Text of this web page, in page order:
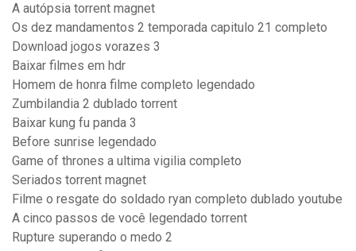
A autópsia torrent magnet
Os dez mandamentos 2 temporada capitulo 21 completo
Download jogos vorazes 3
Baixar filmes em hdr
Homem de honra filme completo legendado
Zumbilandia 2 dublado torrent
Baixar kung fu panda 3
Before sunrise legendado
Game of thrones a ultima vigilia completo
Seriados torrent magnet
Filme o resgate do soldado ryan completo dublado youtube
A cinco passos de você legendado torrent
Rupture superando o medo 2